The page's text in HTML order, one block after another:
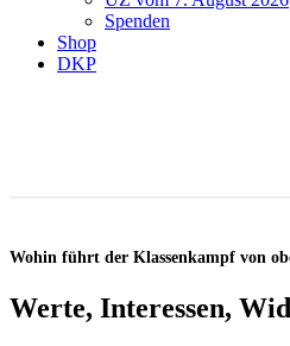
Spenden
Shop
DKP
Wohin führt der Klassenkampf von
Werte, Inte­ressen,